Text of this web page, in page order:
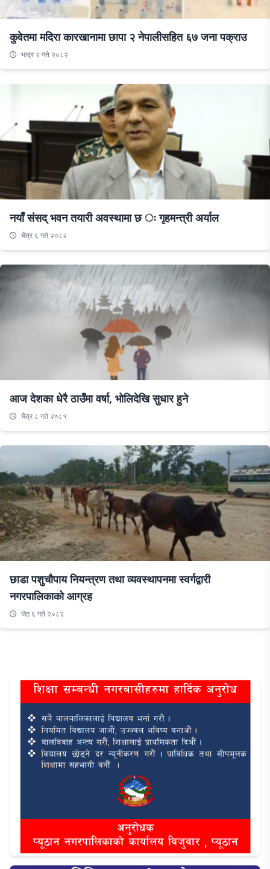
कुवेतमा मदिरा कारखानामा छापा २ नेपालीसहित ६७ जना पक्राउ
भाद्र २ गते २०८२
नयाँ संसद् भवन तयारी अवस्थामा छ ः गृहमन्त्री अर्याल
चैत्र ६ गते २०८२
आज देशका धेरै ठाउँमा वर्षा, भोलिदेखि सुधार हुने
चैत्र ८ गते २०८१
छाडा पशुचौपाय नियन्त्रण तथा व्यवस्थापनमा स्वर्गद्वारी
नगरपालिकाको आग्रह
जेठ ६ गते २०८२